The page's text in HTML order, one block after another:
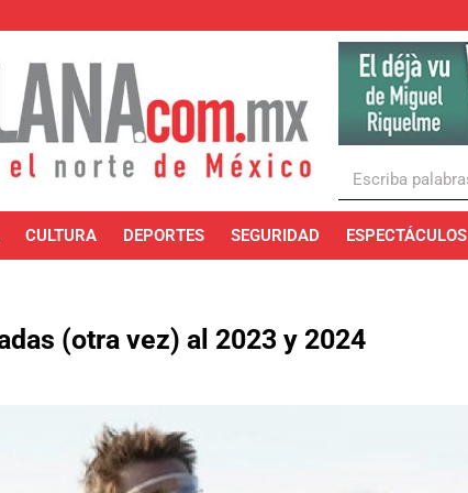
CULTURA DEPORTES SEGURIDAD ESPECTÁCULOS
(otra vez) al 2023 y 2024